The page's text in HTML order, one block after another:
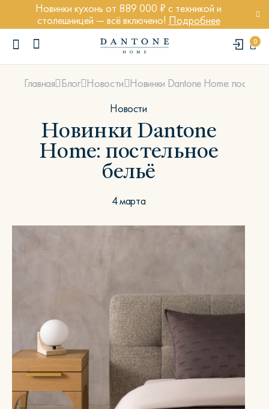
Новинки кухонь от 889 000 ₽ с техникой и
столешницей — всё включено! Подробнее
0
ПОПУЛЯРНЫЕ ЗАПРОСЫ
Стул Престон
Textures
Главная Блог Новости Новинки Dantone Home:
Новости
Новинки Dantone
Home: постельное
бельё
4 марта